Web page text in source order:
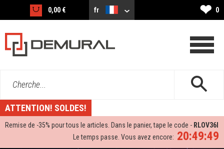
0,00 € fr ❤ 0
Cherche...
ATTENTION! SOLDES!
Remise de -35% pour tous le articles. Dans le panier, tape le code - RLOV36I
20:49:48
Le temps passe. Vous avez encore: